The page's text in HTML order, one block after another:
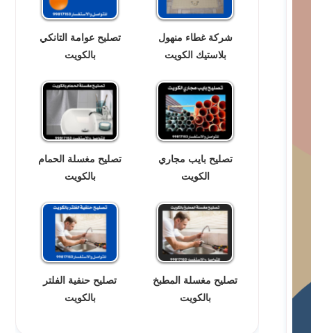
شركة غطاء منهول
بلاستيك الكويت
تصليح عوامة التانكي
بالكويت
تصليح بايب مجاري
الكويت
تصليح مغسلة الحمام
بالكويت
تصليح مغسلة المطبخ
بالكويت
تصليح حنفية الفلتر
بالكويت